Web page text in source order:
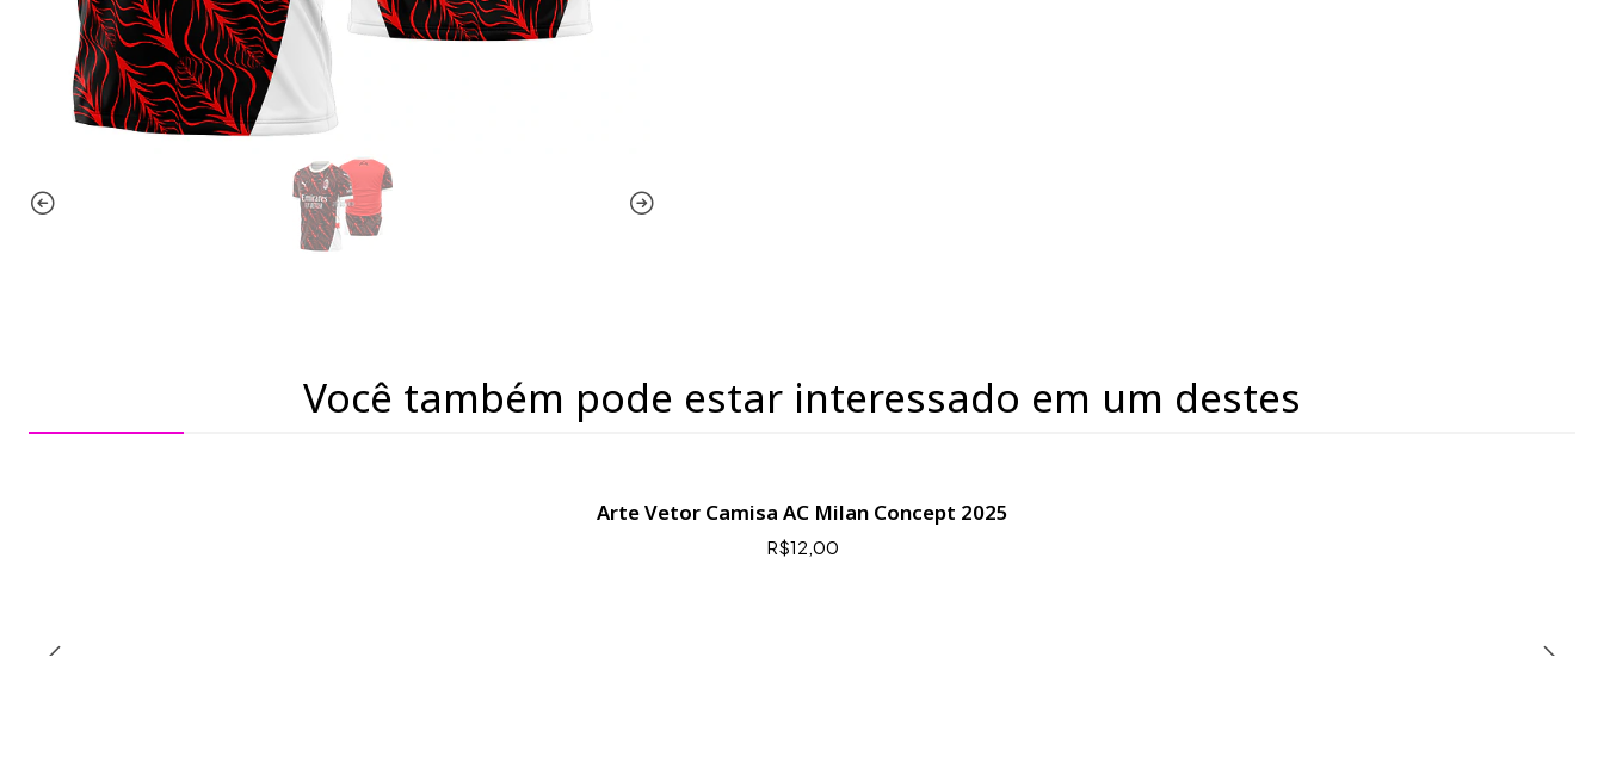
Você também pode estar interessado em um destes
Arte Vetor Camisa AC Milan Concept 2025
R$12,00